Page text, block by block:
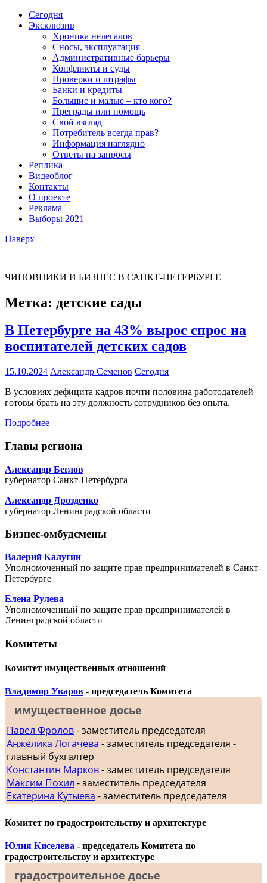
Сегодня
Эксклюзив
Хроника нелегалов
Сносы, эксплуатация
Административные барьеры
Конфликты и суды
Проверки и штрафы
Банки и кредиты
Большие и малые – кто кого?
Преграды или помощь
Свой взгляд
Потребитель всегда прав?
Информация наглядно
Ответы на запросы
Реплика
Видеоблог
Контакты
О проекте
Реклама
Выборы 2021
Наверх
ЧИНОВНИКИ И БИЗНЕС В САНКТ-ПЕТЕРБУРГЕ
Метка: детские сады
В Петербурге на 43% вырос спрос на
воспитателей детских садов
15.10.2024 Александр Семенов Сегодня
В условиях дефицита кадров почти половина работодателей
готовы брать на эту должность сотрудников без опыта.
Подробнее
Главы региона
Александр Беглов
губернатор Санкт-Петербурга
Александр Дрозденко
губернатор Ленинградской области
Бизнес-омбудсмены
Валерий Калугин
Уполномоченный по защите прав предпринимателей в Санкт-
Петербурге
Елена Рулева
Уполномоченный по защите прав предпринимателей в
Ленинградской области
Комитеты
Комитет имущественных отношений
Владимир Уваров - председатель Комитета
имущественное досье
Павел Фролов- заместитель председателя
Анжелика Логачева - заместитель председателя -
главный бухгалтер
Константин Марков- заместитель председателя
Максим Похил - заместитель председателя
Екатерина Кутыева - заместитель председателя
Комитет по градостроительству и архитектуре
Юлия Киселева - председатель Комитета по
градостроительству и архитектуре
градостроительное досье